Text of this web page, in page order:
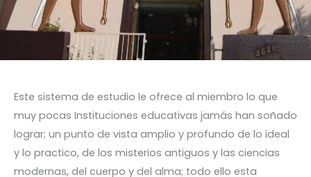
Este sistema de estudio le ofrece al miembro lo que
muy pocas Instituciones educativas jamás han soñado
lograr; un punto de vista amplio y profundo de lo ideal
y lo practico, de los misterios antiguos y las ciencias
modernas, del cuerpo y del alma; todo ello esta